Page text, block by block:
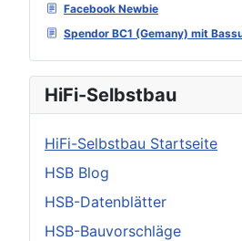
Facebook Newbie
Spendor BC1 (Gemany) mit
HiFi-Selbstbau
HiFi-Selbstbau Startseite
HSB Blog
HSB-Datenblätter
HSB-Bauvorschläge